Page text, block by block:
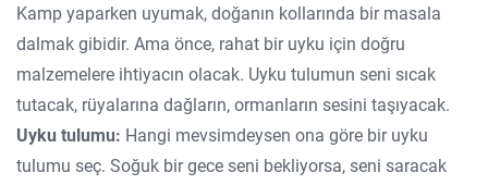
Kamp yaparken uyumak, doğanın kollarında bir masala
dalmak gibidir. Ama önce, rahat bir uyku için doğru
malzemelere ihtiyacın olacak. Uyku tulumun seni sıcak
tutacak, rüyalarına dağların, ormanların sesini taşıyacak.
Uyku tulumu: Hangi mevsimdeysen ona göre bir uyku
tulumu seç. Soğuk bir gece seni bekliyorsa, seni saracak